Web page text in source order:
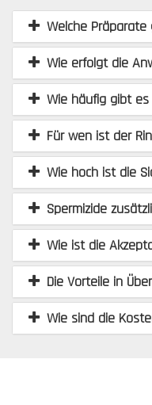
Welche
Wie erfolgt die
Wie häufig gibt
Für wen ist der
Wie hoch ist die
Spermizide
Wie ist die
Die Vorteile in
Wie sind die